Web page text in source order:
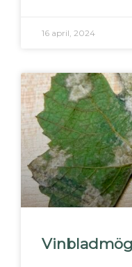
16 april, 2024